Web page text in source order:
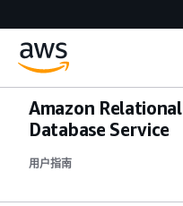
Amazon Relational
Database Service
用户指南